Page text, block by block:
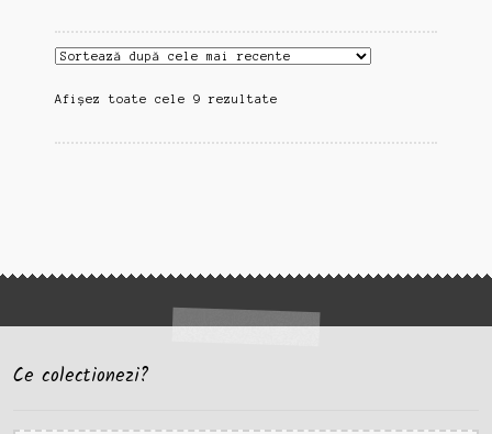
Afișez toate cele 9 rezultateSortat
cele
Ce colectionezi?